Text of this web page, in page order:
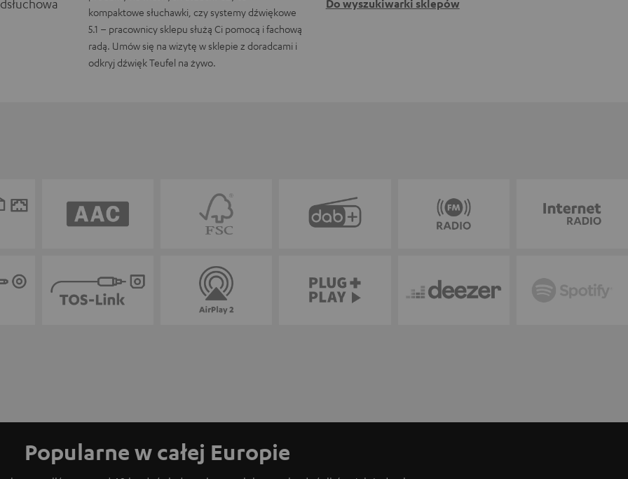
kompaktowe słuchawki, czy systemy dźwiękowe
5.1 – pracownicy sklepu służą Ci pomocą i fachową
radą. Umów się na wizytę w sklepie z doradcami i
odkryj dźwięk Teufel na żywo.
Do wyszukiwarki sklepów
Popularne w całej Europie